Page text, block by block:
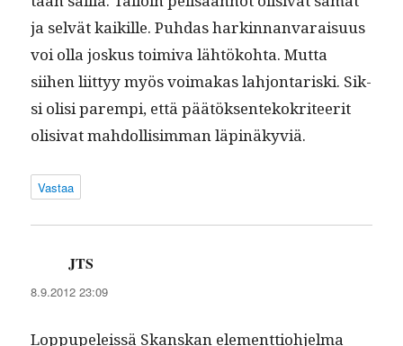
ja selvät kaikille. Puh­das harkin­nan­varaisu­us
voi olla joskus toimi­va lähtöko­h­ta. Mut­ta
siihen liit­tyy myös voimakas lahjon­taris­ki. Sik­
si olisi parem­pi, että päätök­sen­tekokri­teer­it
oli­si­vat mah­dol­lisim­man läpinäkyviä.
Vastaa
JTS
8.9.2012 23:09
Lop­pu­peleis­sä Skan­skan ele­ment­tio­hjel­ma